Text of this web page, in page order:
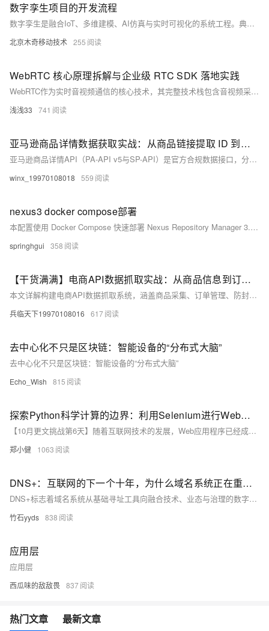
数字孪生项目的开发流程
数字孪生是融合IoT、多维建模、AI仿真与实时可视化的系统工程。典型流程含需求定义、数据采集、几何/机理建模、数据融合、算法仿真、交互可视化、系统部署及持续运维，实现虚实同步、预测决策与闭环控制。（239字）
北京木奇移动技术 255
WebRTC 核心原理拆解与企业级 RTC SDK 落地实践
WebRTC作为实时音视频通信的核心技术，其完整技术栈包含音视频采集、编码、传输、解码和渲染等模块。文章深入解析了WebRTC的底层架构，重点介绍了NAT穿透(ICE/STUN/TURN)、音视频编解码(VP8/OPUS)和媒体传输(RTP/SRTP)等关键技术。通过Java实现的RTC SDK示例，展示了如何构建企业级解决方案，包括环境配置、核心代码实现和功能验证。最后提出了性能优化(抗丢包、延迟控制)、稳定性(断线重连、TURN容灾)和安全性(SRTP加密、信令鉴权)等关键策略，并针对NAT穿透失败、音视频不同步等常见问题提供了解决方案。
浅浅33 741
亚马逊商品详情数据获取实战：从商品链接提取 ID 到解析详情
亚马逊商品详情API（PA-API v5与SP-API）是官方合规数据接口，分别面向第三方开发者与入驻卖家，支持获取ASIN/关键词对应的商品标题、价格、图片、评价等核心信息，广泛用于比价、选品、竞品分析及Listing优化。接入稳定、数据权威。（239字）
winx_19970108018 559
nexus3 docker compose部署
本配置使用 Docker Compose 快速部署 Nexus Repository Manager 3.87.2。通过映射端口 8081、挂载持久化数据卷（nexus-data），并设置正确权限（UID/GID 200），确保服务稳定运行，支持制品仓库管理。
springhgui 358
【干货满满】电商API数据抓取实战：从商品信息到订单管理全链路实现
本文详解构建电商API数据抓取系统，涵盖商品采集、订单管理、防封策略、数据存储与分析，适用于价格监控、供应链管理等场景。
兵临天下19970108016 617
去中心化不只是区块链：智能设备的“分布式大脑”
去中心化不只是区块链：智能设备的“分布式大脑”
Echo_Wish 815
探索Python科学计算的边界：利用Selenium进行Web应用性能测试与优化
【10月更文挑战第6天】随着互联网技术的发展，Web应用程序已经成为人们日常生活和工作中不可或缺的一部分。这些应用不仅需要提供丰富的功能，还必须具备良好的性能表现以保证用户体验。性能测试是确保Web应用能够快速响应用户请求并处理大量并发访问的关键步骤之一。本文将探讨如何使用Python结合Selenium来进行Web应用的性能测试，并通过实际代码示例展示如何识别瓶颈及优化应用。
郑小健 1063
DNS+：互联网的下一个十年，为什么域名系统正在重新定义数字生态？ ——解读《“DNS+”发展白皮书（2023）》
DNS+标志着域名系统从基础寻址工具向融合技术、业态与治理的数字生态中枢转变。通过与IPv6、AI和区块链结合，DNS实现了智能调度、加密传输等新功能，支持工业互联网、Web3及万物互联场景。当前，中国IPv6用户达7.6亿，全球DNSSEC支持率三年增长80%，展现了其快速发展态势。然而，DNS+仍面临安全威胁、技术普惠瓶颈及生态协同挑战。未来，需推动零信任DNS模型、加强威胁情报共享，并加速标准制定，以筑牢数字时代网络根基，实现更安全、高效的数字生态建设。
竹石yyds 838
应用层
应用层
西瓜味的敌敌畏 837
热门文章 最新文章